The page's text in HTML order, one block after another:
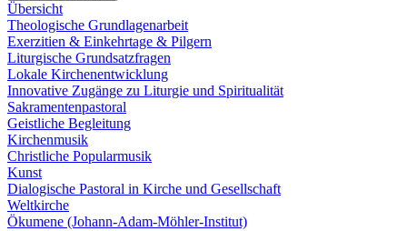
Übersicht
Theologische Grundlagenarbeit
Exerzitien & Einkehrtage & Pilgern
Liturgische Grundsatzfragen
Lokale Kirchenentwicklung
Innovative Zugänge zu Liturgie und Spiritualität
Sakramentenpastoral
Geistliche Begleitung
Kirchenmusik
Christliche Popularmusik
Kunst
Dialogische Pastoral in Kirche und Gesellschaft
Weltkirche
Ökumene (Johann-Adam-Möhler-Institut)